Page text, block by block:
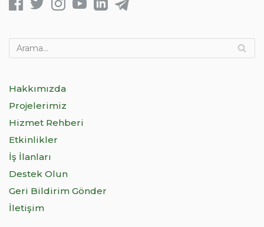
Hakkımızda
Projelerimiz
Hizmet Rehberi
Etkinlikler
İş İlanları
Destek Olun
Geri Bildirim Gönder
İletişim